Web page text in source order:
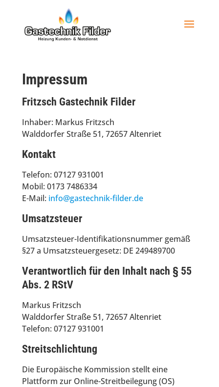
Impressum
Fritzsch Gastechnik Filder
Inhaber: Markus Fritzsch
Walddorfer Straße 51, 72657 Altenriet
Kontakt
Telefon: 07127 931001
Mobil: 0173 7486334
E-Mail: info@gastechnik-filder.de
Umsatzsteuer
Umsatzsteuer-Identifikationsnummer gemäß
§27 a Umsatzsteuergesetz: DE 249489700
Verantwortlich für den Inhalt nach § 55
Abs. 2 RStV
Markus Fritzsch
Walddorfer Straße 51, 72657 Altenriet
Telefon: 07127 931001
Streitschlichtung
Die Europäische Kommission stellt eine
Plattform zur Online-Streitbeilegung (OS)